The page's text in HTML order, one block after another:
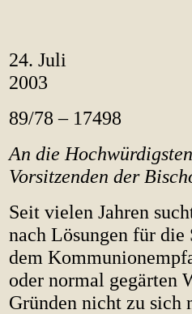
24. Juli
89/78 – 17498
An die
Vorsitzenden der
Seit vielen Jahren
nach Lösungen für
dem
oder normal gegärten
Gründen nicht zu sich